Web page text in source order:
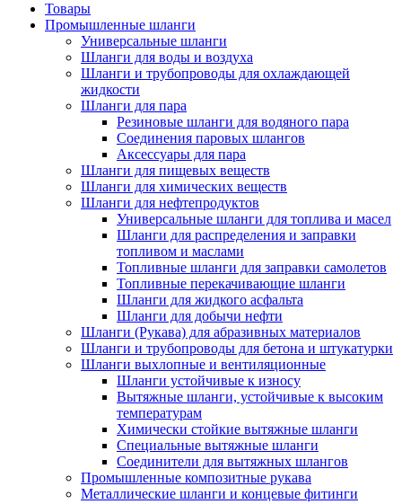
Товары
Промышленные шланги
Универсальные шланги
Шланги для воды и воздуха
Шланги и трубопроводы для охлаждающей
жидкости
Шланги для пара
Резиновые шланги для водяного пара
Cоединения паровых шлангов
Аксессуары для пара
Шланги для пищевых веществ
Шланги для химических веществ
Шланги для нефтепродуктов
Универсальные шланги для топлива и масел
Шланги для распределения и заправки
топливом и маслами
Топливные шланги для заправки самолетов
Топливные перекачивающие шланги
Шланги для жидкого асфальта
Шланги для добычи нефти
Шланги (Рукава) для абразивных материалов
Шланги и трубопроводы для бетона и штукатурки
Шланги выхлопные и вентиляционные
Шланги устойчивые к износу
Вытяжные шланги, устойчивые к высоким
температурам
Химически стойкие вытяжные шланги
Специальные вытяжные шланги
Соединители для вытяжных шлангов
Промышленные композитные рукава
Металлические шланги и концевые фитинги